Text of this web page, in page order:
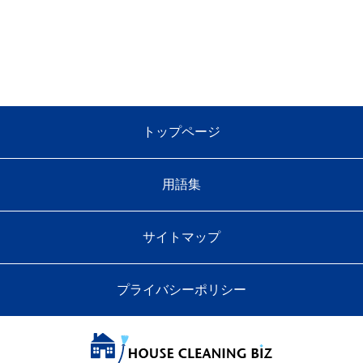
トップページ
用語集
サイトマップ
プライバシーポリシー